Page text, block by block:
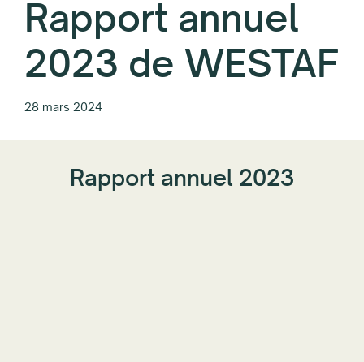
Rapport annuel
2023 de WESTAF
28 mars 2024
Rapport annuel 2023